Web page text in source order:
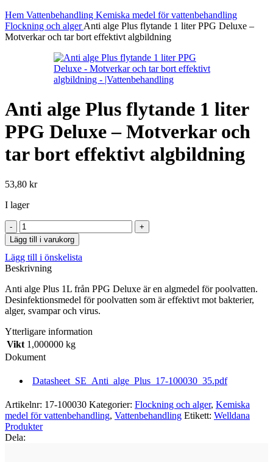
Hem Vattenbehandling Kemiska medel för vattenbehandling
Flockning och algerAnti alge Plus flytande 1 liter PPG Deluxe –
Motverkar och tar bort effektivt algbildning
Anti alge Plus flytande 1 liter
PPG Deluxe – Motverkar och
tar bort effektivt algbildning
53,80 kr
I lager
Anti
alge
Plus
flytande
1
PPG
Deluxe
-
och
tar
bort
algbildning
Lägg till i varukorg
Lägg till i önskelista
Beskrivning
Anti alge Plus 1L från PPG Deluxe är en algmedel för poolvatten.
Desinfektionsmedel för poolvatten som är effektivt mot bakterier,
alger, svampar och virus.
Ytterligare information
Vikt 1,000000 kg
Dokument
Datasheet_SE_Anti_alge_Plus_17-100030_35.pdf
Artikelnr: 17-100030 Kategorier: Flockning och alger, Kemiska
medel för vattenbehandling, Vattenbehandling Etikett: Welldana
Produkter
Dela: